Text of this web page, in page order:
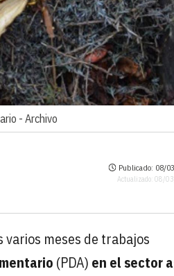
- Archivo
Publicado: 08/
Actualizado: 08/
meses de trabajos
(PDA) en el sector